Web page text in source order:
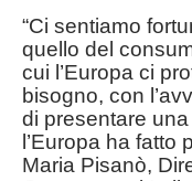
“Ci sentiamo
quello del
cui l’Europa ci
bisogno, con
di presentare
l’Europa ha fatto
Maria Pisanò,